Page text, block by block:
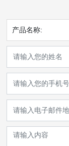
产品名称: